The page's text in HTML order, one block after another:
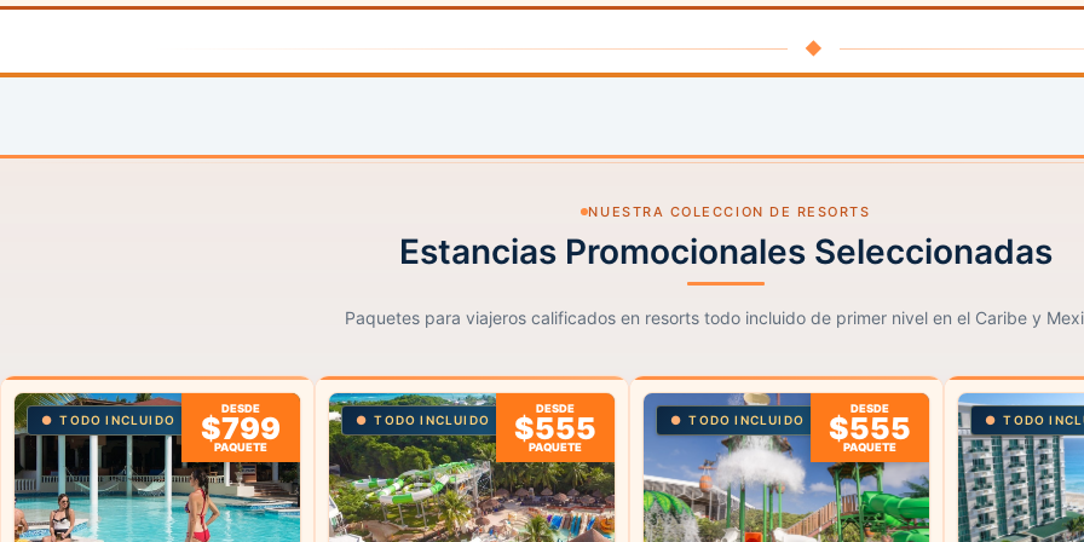
◆
NUESTRA COLECCION DE RESORTS
Estancias Promocionales Seleccionadas
Paquetes para viajeros calificados en resorts todo incluido de primer nivel en el Caribe y
TODO INCLUIDO
DESDE
$799
PAQUETE
TODO INCLUIDO
DESDE
$555
PAQUETE
TODO INCLUIDO
DESDE
$555
PAQUETE
TODO